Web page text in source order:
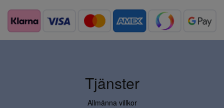
Tjänster
Allmänna villkor